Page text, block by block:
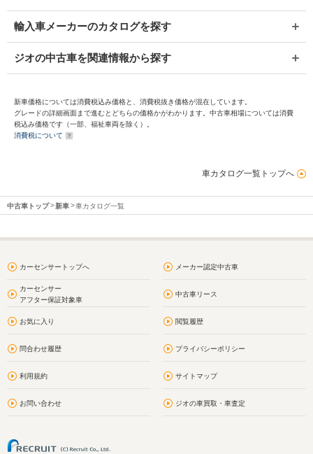
輸入車メーカーのカタログを探す
ジオの中古車を関連情報から探す
新車価格については消費税込み価格と、消費税抜き価格が混在しています。
グレードの詳細画面まで進むとどちらの価格かがわかります。中古車相場については消費
税込み価格です（一部、福祉車両を除く）。
消費税について
車カタログ一覧トップへ
中古車トップ 新車 車カタログ一覧
カーセンサートップへ メーカー認定中古車
カーセンサー
アフター保証対象車
中古車リース
お気に入り 閲覧履歴
問合わせ履歴 プライバシーポリシー
利用規約 サイトマップ
お問い合わせ ジオの車買取・車査定